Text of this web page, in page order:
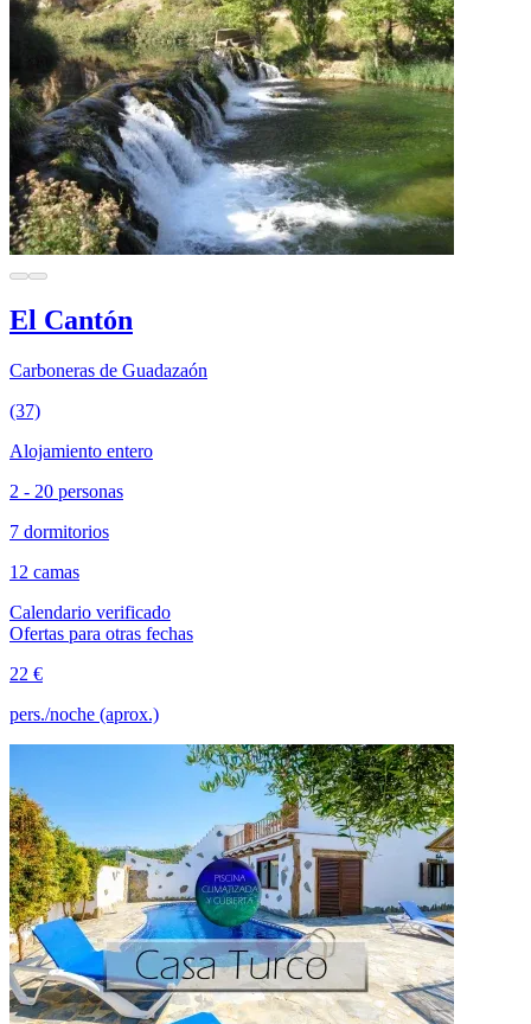
El Cantón
Carboneras de Guadazaón
(37)
Alojamiento entero
2 - 20 personas
7 dormitorios
12 camas
Calendario verificado
Ofertas para otras fechas
22 €
pers./noche (aprox.)